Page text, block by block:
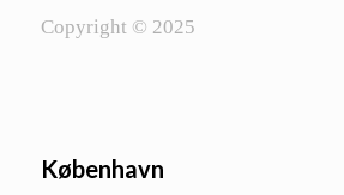
Copyright © 2025
København